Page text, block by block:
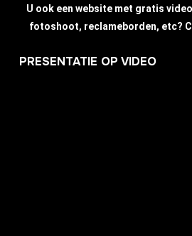
U ook een website met gratis
fotoshoot, reclameborden, etc?
PRESENTATIE OP VIDEO